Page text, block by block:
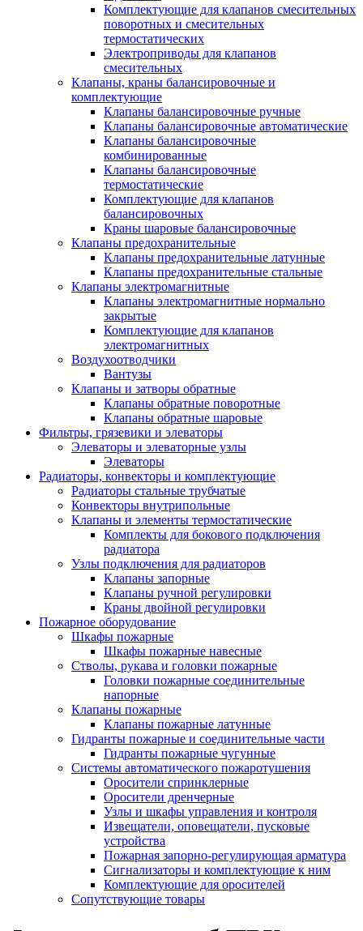
Комплектующие для клапанов смесительных
поворотных и смесительных
термостатических
Электроприводы для клапанов
смесительных
Клапаны, краны балансировочные и
комплектующие
Клапаны балансировочные ручные
Клапаны балансировочные автоматические
Клапаны балансировочные
комбинированные
Клапаны балансировочные
термостатические
Комплектующие для клапанов
балансировочных
Краны шаровые балансировочные
Клапаны предохранительные
Клапаны предохранительные латунные
Клапаны предохранительные стальные
Клапаны электромагнитные
Клапаны электромагнитные нормально
закрытые
Комплектующие для клапанов
электромагнитных
Воздухоотводчики
Вантузы
Клапаны и затворы обратные
Клапаны обратные поворотные
Клапаны обратные шаровые
Фильтры, грязевики и элеваторы
Элеваторы и элеваторные узлы
Элеваторы
Радиаторы, конвекторы и комплектующие
Радиаторы стальные трубчатые
Конвекторы внутрипольные
Клапаны и элементы термостатические
Комплекты для бокового подключения
радиатора
Узлы подключения для радиаторов
Клапаны запорные
Клапаны ручной регулировки
Краны двойной регулировки
Пожарное оборудование
Шкафы пожарные
Шкафы пожарные навесные
Стволы, рукава и головки пожарные
Головки пожарные соединительные
напорные
Клапаны пожарные
Клапаны пожарные латунные
Гидранты пожарные и соединительные части
Гидранты пожарные чугунные
Системы автоматического пожаротушения
Оросители спринклерные
Оросители дренчерные
Узлы и шкафы управления и контроля
Извещатели, оповещатели, пусковые
устройства
Пожарная запорно-регулирующая арматура
Сигнализаторы и комплектующие к ним
Комплектующие для оросителей
Сопутствующие товары